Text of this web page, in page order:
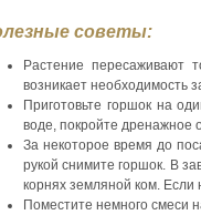
советы:
Растение пересаживают
возникает необходимость
Приготовьте горшок на
воде, покройте дренажное
За некоторое время до
рукой снимите горшок. В
корнях земляной ком. Если
Поместите немного смеси